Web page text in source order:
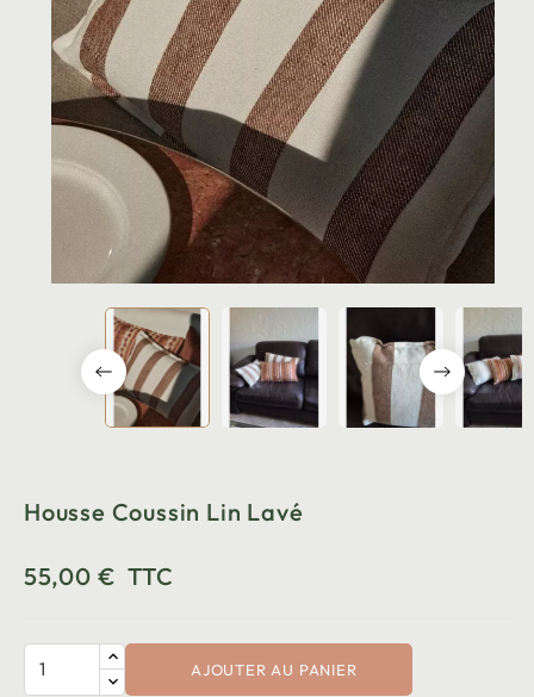
Housse Coussin Lin Lavé
55,00 € TTC
AJOUTER AU PANIER